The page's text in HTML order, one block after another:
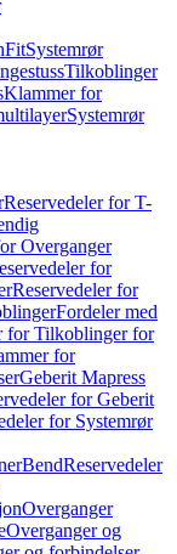
Systemrør
Tilkoblinger
Klammer for
Systemrør
Reservedeler for T-
Overganger
for
Reservedeler for
Fordeler med
for Tilkoblinger for
for
Geberit Mapress
for Geberit
for Systemrør
BendReservedeler
Overganger
Overganger og